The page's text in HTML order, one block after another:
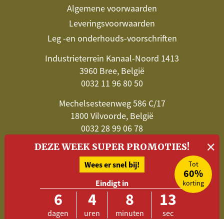
Algemene voorwaarden
Leveringsvoorwaarden
Leg -en onderhouds-voorschriften
Industrieterrein Kanaal-Noord 1413
3960 Bree, België
0032 11 96 80 50
Mechelsesteenweg 586 C/17
1800 Vilvoorde, België
0032 28 99 06 78
Stuur een e-mail
Volg Belat en blijf op de hoogte
DEZE WEEK SUPER PROMOTIES! ×
Wees er snel bij! Tot
60%
korting
Eindigt in
6
dagen
4
uren
8
minuten
13
sec